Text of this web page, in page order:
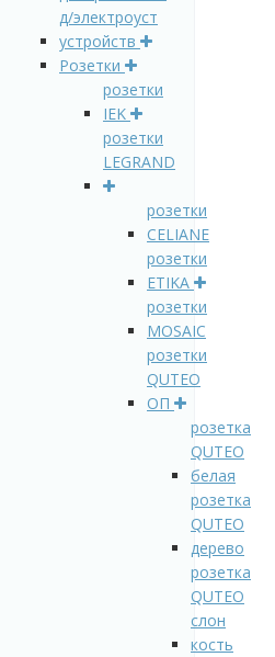
д/электроуст
устройств
Розетки
розетки
IEK
розетки
LEGRAND
розетки
CELIANE
розетки
ETIKA
розетки
MOSAIC
розетки
QUTEO
ОП
розетка
QUTEO
белая
розетка
QUTEO
дерево
розетка
QUTEO
слон
кость